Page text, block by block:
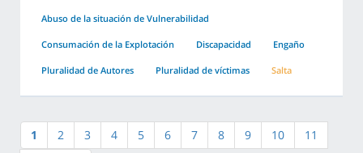
Abuso de la situación de Vulnerabilidad
Consumación de la Explotación Discapacidad Engaño
Pluralidad de Autores Pluralidad de víctimas Salta
1 2 3 4 5 6 7 8 9 10
11